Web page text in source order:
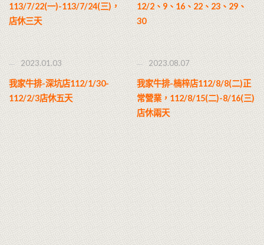
113/7/22(一)-113/7/24(三)，
店休三天
12/2、9、16、22、23、29、
30
2023.01.03
我家牛排-深坑店112/1/30-
112/2/3店休五天
2023.08.07
我家牛排-楠梓店112/8/8(二)正
常營業，112/8/15(二)-8/16(三)
店休兩天